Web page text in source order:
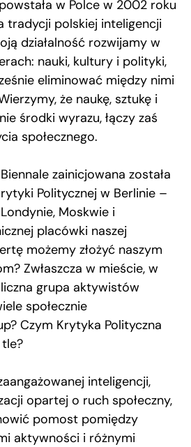
w Polce w 2002 roku
tradycji polskiej inteligencji
działalność rozwijamy w
nauki, kultury i polityki,
eliminować między nimi
że naukę, sztukę i
środki wyrazu, łączy zaś
społecznego.
zainicjowana została
Politycznej w Berlinie –
Moskwie i
placówki naszej
możemy złożyć naszym
Zwłaszcza w mieście, w
grupa aktywistów
społecznie
Czym Krytyka Polityczna
inteligencji,
opartej o ruch społeczny,
pomost pomiędzy
aktywności i różnymi